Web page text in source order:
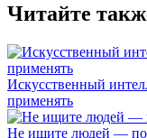
Читайте
Искусственный
применять
Не ищите людей —